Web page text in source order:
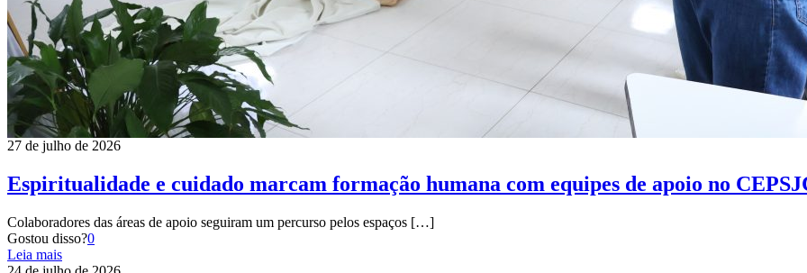
27 de julho de 2026
Espiritualidade e cuidado marcam formação humana com equipes de apoio no
Colaboradores das áreas de apoio seguiram um percurso pelos espaços […]
Gostou disso?0
Leia mais